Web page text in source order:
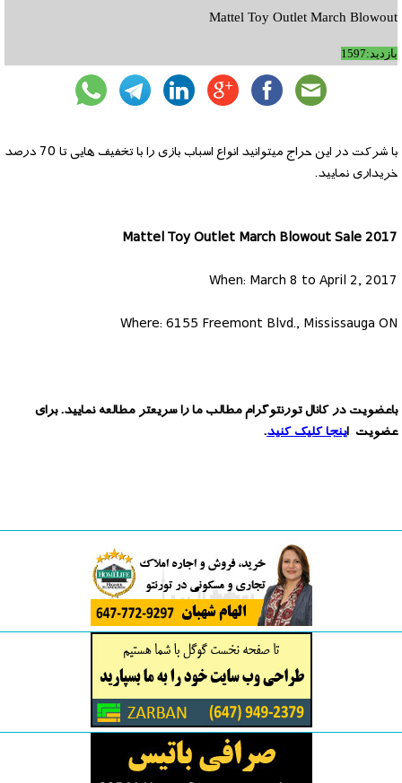
Mattel Toy Outlet March Blowout
بازدید:1597
با شرکت در این حراج میتوانید انواع اسباب بازی را با تخفیف هایی تا 70 درصد
خریداری نمایید.
Mattel Toy Outlet March Blowout Sale 2017
When: March 8 to April 2, 2017
Where: 6155 Freemont Blvd., Mississauga ON
باعضویت در کانال تورنتوگرام مطالب ما را سریعتر مطالعه نمایید. برای
عضویت اینجا کلیک کنید.